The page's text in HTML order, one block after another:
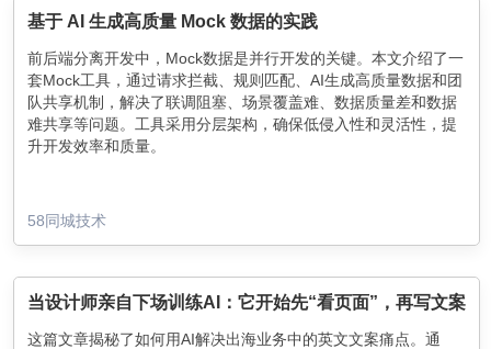
基于 AI 生成高质量 Mock 数据的实践
前后端分离开发中，Mock数据是并行开发的关键。本文介绍了一
套Mock工具，通过请求拦截、规则匹配、AI生成高质量数据和团
队共享机制，解决了联调阻塞、场景覆盖难、数据质量差和数据
难共享等问题。工具采用分层架构，确保低侵入性和灵活性，提
升开发效率和质量。
58同城技术
当设计师亲自下场训练AI：它开始先“看页面”，再写文案
这篇文章揭秘了如何用AI解决出海业务中的英文文案痛点。通